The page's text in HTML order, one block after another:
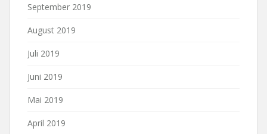
September 2019
August 2019
Juli 2019
Juni 2019
Mai 2019
April 2019